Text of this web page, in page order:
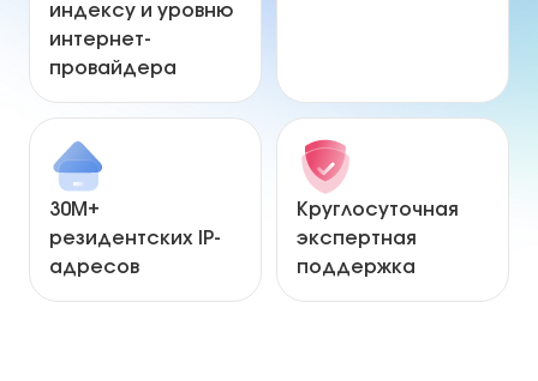
индексу и уровню
интернет-
провайдера
30М+
резидентских IP-
адресов
Круглосуточная
экспертная
поддержка